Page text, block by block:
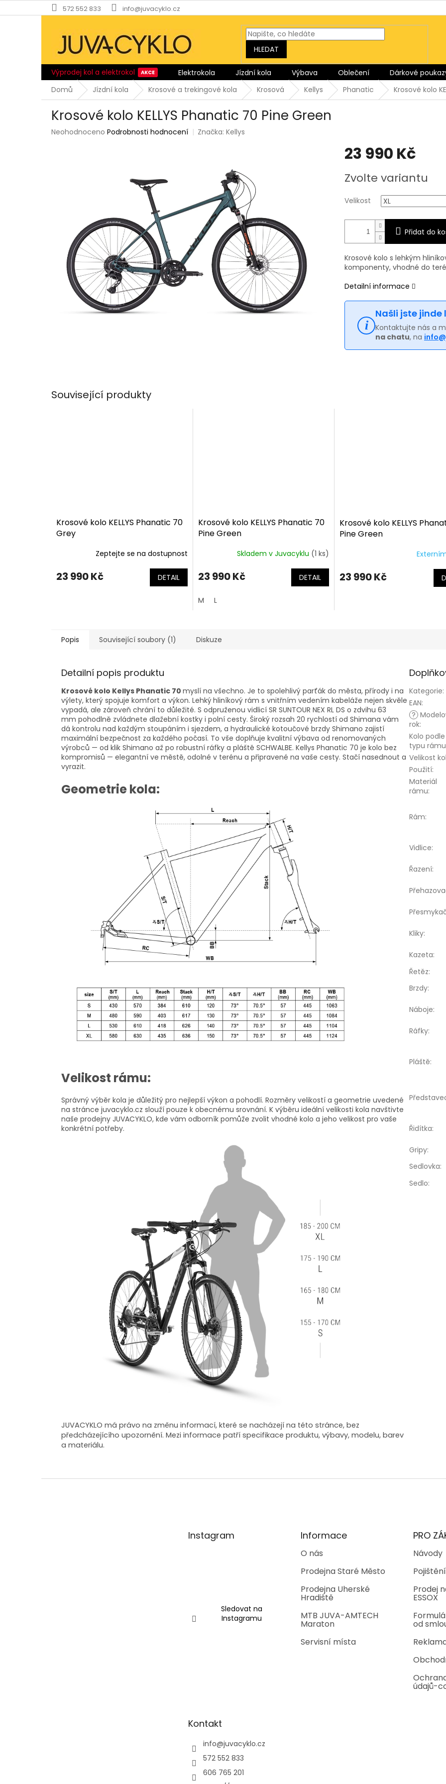
na
572 552 833 info@juvacyklo.cz
HLEDAT
Výprodej kol a elektrokol Elektrokola Jízdní kola Výbava Oblečení Dárkové
Domů
Jízdní kola Krosové a trekingové kola Krosová Kellys Phanatic Krosové kolo
Krosové kolo KELLYS Phanatic 70 Pine Green
Průměrné
Neohodnoceno Podrobnosti hodnocení Značka:Kellys
23 990 Kč
cena:
Zvolte variantu
Velikost
Přidat do
Krosové kolo s lehkým
komponenty, vhodné do
Detailní informace
Našli jste jinde
Kontaktujte nás a
na chatu, na
Související produkty
Krosové kolo KELLYS Phanatic 70
Grey
Zeptejte se na dostupnost
23 990 Kč DETAIL
Krosové kolo KELLYS Phanatic 70
Pine Green
Skladem v Juvacyklu (1 ks)
23 990 Kč DETAIL
M L
Krosové kolo KELLYS
Pine Green
23 990 Kč
Popis Související soubory (1) Diskuze
Detailní popis produktu
Krosové kolo Kellys Phanatic 70 myslí na všechno. Je to spolehlivý parťák do města, přírody i na
výlety, který spojuje komfort a výkon. Lehkýhliníkový rám s vnitřním vedením kabeláže nejen skvěle
vypadá, ale zároveň chrání to důležité. S odpruženou vidlicí SR SUNTOUR NEX RL DS o zdvihu 63
mm pohodlně zvládnete dlažební kostky i polní cesty. Široký rozsah 20 rychlostí od Shimana vám
dá kontrolu nad každým stoupáním i sjezdem, a hydraulické kotoučové brzdy Shimano zajistí
maximální bezpečnost za každého počasí. To vše doplňuje kvalitní výbava od renomovaných
výrobců — od klik Shimano až po robustní ráfky a pláště SCHWALBE. Kellys Phanatic 70 je kolo bez
kompromisů — elegantní ve městě, odolné v terénu a připravené na vaše cesty. Stačí nasednout a
vyrazit.
Geometrie kola:
Velikost rámu:
Správný výběr kola je důležitý pro nejlepší výkon a pohodlí. Rozměry velikostí a geometrie uvedené
na stránce juvacyklo.cz slouží pouze k obecnému srovnání. K výběru ideální velikosti kola navštivte
naše prodejny JUVACYKLO, kde vám odborník pomůže zvolit vhodné kolo a jeho velikost pro vaše
konkrétní potřeby.
JUVACYKLO má právo na změnu informací, které se nacházejí na této stránce, bez
předcházejícího upozornění. Mezi informace patří specifikace produktu, výbavy, modelu, barev
a materiálu.
Kategorie:
EAN:
?
rok:
Kolo podle
typu rámu
Velikost kol
Použití:
Materiál
rámu:
Rám:
Vidlice:
Řazení:
Kliky:
Kazeta:
Řetěz:
Brzdy:
Náboje:
Ráfky:
Pláště:
Řidítka:
Gripy:
Sedlovka:
Sedlo:
Instagram
Sledovat na
Instagramu
Informace
O nás
Prodejna Staré Město
Prodejna Uherské
Hradiště
MTB JUVA-AMTECH
Maraton
Servisní místa
PRO
Návody
Prodej
ESSOX
od
údajů-
Kontakt
info@juvacyklo.cz
572 552 833
606 765 201